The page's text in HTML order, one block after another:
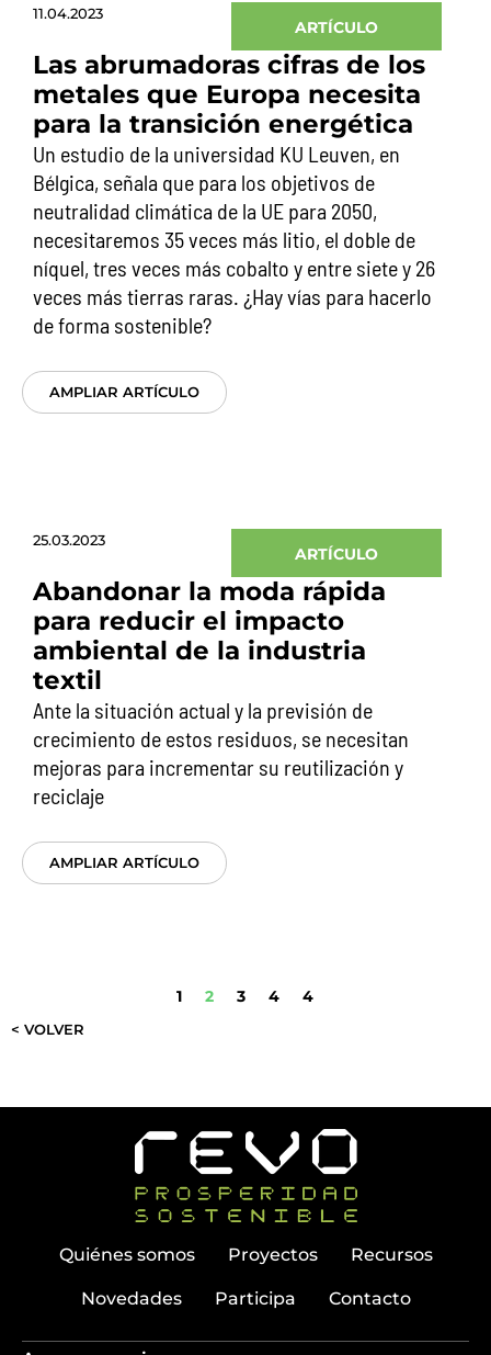
11.04.2023
ARTÍCULO
Las abrumadoras cifras de los
metales que Europa necesita
para la transición energética
Un estudio de la universidad KU Leuven, en
Bélgica, señala que para los objetivos de
neutralidad climática de la UE para 2050,
necesitaremos 35 veces más litio, el doble de
níquel, tres veces más cobalto y entre siete y 26
veces más tierras raras. ¿Hay vías para hacerlo
de forma sostenible?
AMPLIAR ARTÍCULO
25.03.2023
ARTÍCULO
Abandonar la moda rápida
para reducir el impacto
ambiental de la industria
textil
Ante la situación actual y la previsión de
crecimiento de estos residuos, se necesitan
mejoras para incrementar su reutilización y
reciclaje
AMPLIAR ARTÍCULO
1 2 3 4 4
< VOLVER
Quiénes somos Proyectos Recursos
Novedades Participa Contacto